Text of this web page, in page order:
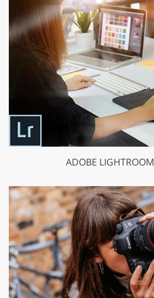
ADOBE LIGHTROOM